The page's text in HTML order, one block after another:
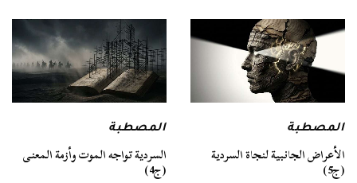
المصطبة
الأعراض الجانبية لنجاة السردية
(ج5)
المصطبة
السردية تواجه الموت وأزمة المعنى
(ج4)